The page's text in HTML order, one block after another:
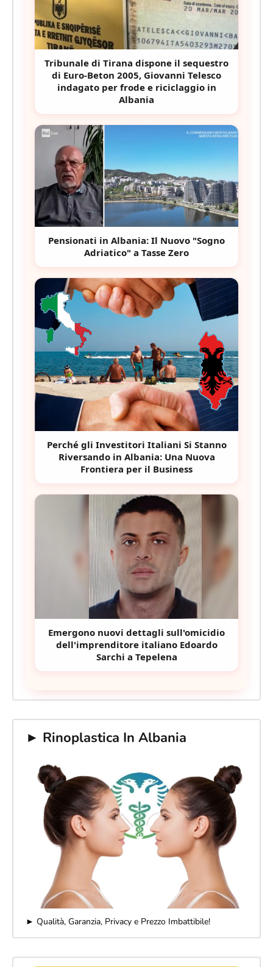
Tribunale di Tirana dispone il sequestro
di Euro-Beton 2005, Giovanni Telesco
indagato per frode e riciclaggio in
Albania
Pensionati in Albania: Il Nuovo "Sogno
Adriatico" a Tasse Zero
Perché gli Investitori Italiani Si Stanno
Riversando in Albania: Una Nuova
Frontiera per il Business
Emergono nuovi dettagli sull'omicidio
dell'imprenditore italiano Edoardo
Sarchi a Tepelena
► Rinoplastica In Albania
► Qualità, Garanzia, Privacy e Prezzo Imbattibile!